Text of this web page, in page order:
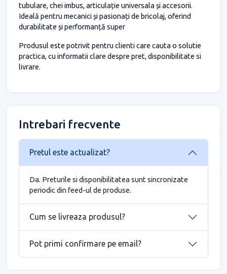
tubulare, chei imbus, articulație universala și accesorii.
Ideală pentru mecanici și pasionați de bricolaj, oferind
durabilitate și performanță super
Produsul este potrivit pentru clienti care cauta o solutie
practica, cu informatii clare despre pret, disponibilitate si
livrare.
Intrebari frecvente
Pretul este actualizat?
Da. Preturile si disponibilitatea sunt sincronizate
periodic din feed-ul de produse.
Cum se livreaza produsul?
Pot primi confirmare pe email?